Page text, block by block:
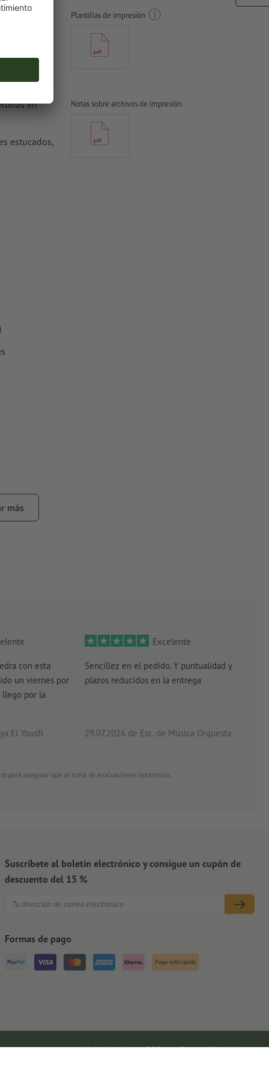
en
estucados,
Plantillas de impresión
Notas sobre archivos de impresión
más
con esta
un viernes por
llego por la
El Yousfi
Excelente
Sencillez en el pedido. Y puntualidad y
plazos reducidos en la entrega
29.07.2026 de Esc. de Música Orquesta
para asegurar que se trata de evaluaciones auténticas.
Suscríbete al boletín electrónico y consigue un cupón de
descuento del 15 %
Formas de pago
Pago anticipado
Aviso legal CGC Protección de datos